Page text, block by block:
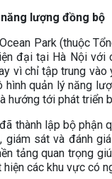
lượng đồng bộ
Park (thuộc
đại tại Hà Nội với
vì chỉ tập trung
hình quản lý năng
hướng tới phát triển
thành lập bộ phận
giám sát và đánh
tảng quan trọng
hiện các khu vực có